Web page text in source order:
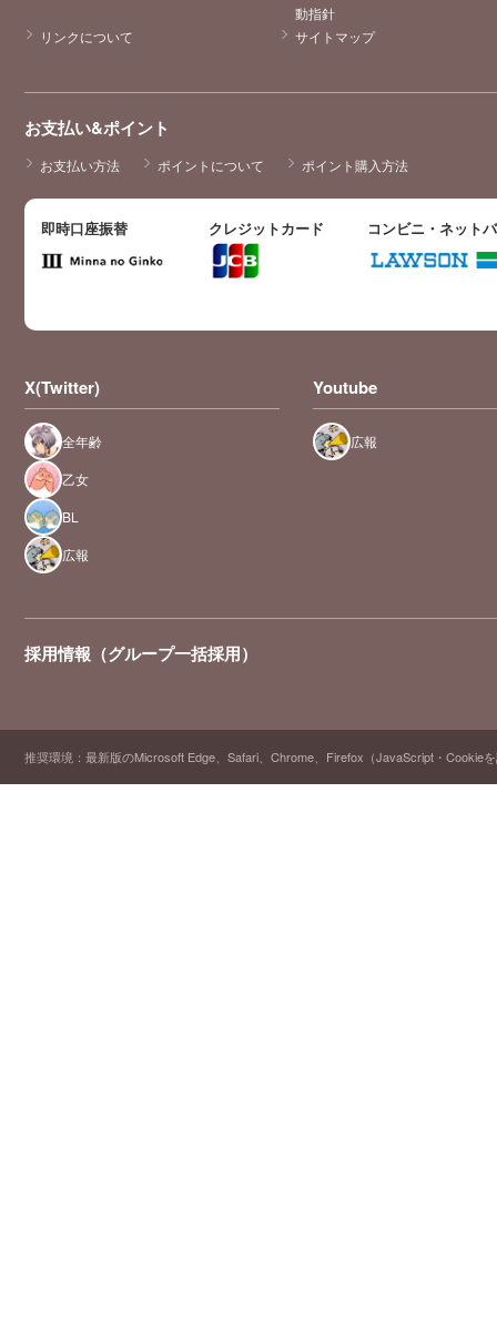
動指針
リンクについて
サイトマップ
お支払い&ポイント
お支払い方法 ポイントについて ポイント購入方法
即時口座振替 クレジットカード コンビニ・ネット
X(Twitter)
全年齢
乙女
BL
広報
Youtube
広報
採用情報（グループ一括採用）
推奨環境：最新版のMicrosoft Edge、Safari、Chrome、Firefox（JavaScript・Cookie